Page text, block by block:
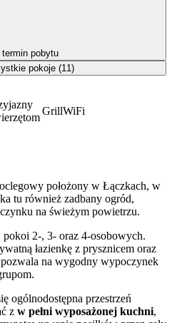
GrillWiFi
położony w Łączkach, w
tu również zadbany ogród,
na świeżym powietrzu.
2-, 3- oraz 4-osobowych.
łazienkę z prysznicem oraz
na wygodny wypoczynek
ogólnodostępna przestrzeń
z w pełni wyposażonej kuchni,
pobytu
pokoje (11)